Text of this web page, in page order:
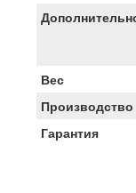
Вес
Производство
Гарантия